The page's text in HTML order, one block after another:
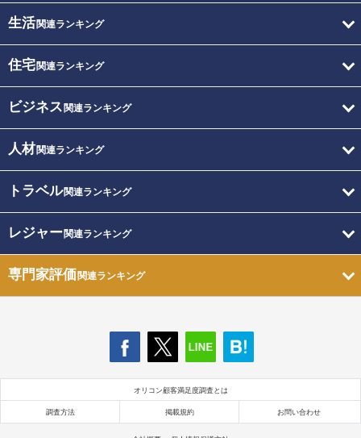
生活関連ランキング
住宅関連ランキング
ビジネス 関連ランキング
人材関連ランキング
トラベル関連ランキング
レジャー関連ランキング
専門家評価関連ランキング
オリコン顧客満足度調査とは
調査方法 掲載規約 お問い合わせ